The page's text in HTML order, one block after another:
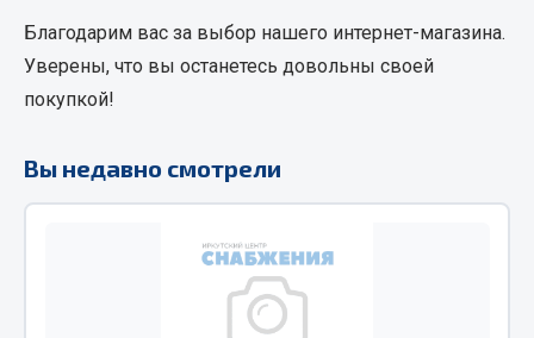
Пробки
Пружины
Хомуты
Весь раздел
Соединительные элементы
Благодарим вас за выбор нашего интернет-магазина.
Уверены, что вы останетесь довольны своей
покупкой!
Вы недавно смотрели